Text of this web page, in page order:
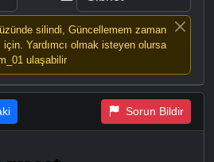
silindi, Güncellemem zaman
Yardımcı olmak isteyen olursa
ulaşabilir
Sorun Bildir